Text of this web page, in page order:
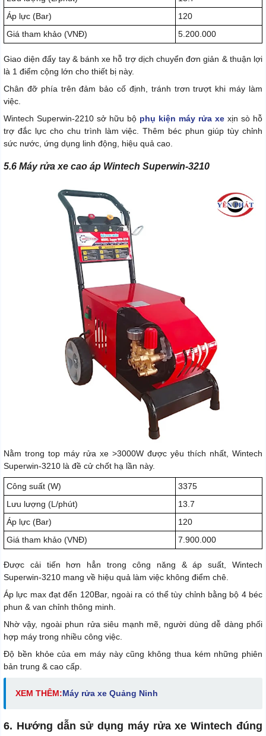
Áp lực (Bar)
120
Giá tham khảo (VNĐ)
5.200.000
Giao diện đẩy tay & bánh xe hỗ trợ dịch chuyển đơn giản & thuận lợi
là 1 điểm cộng lớn cho thiết bị này.
Chân đỡ phía trên đảm bảo cố định, tránh trơn trượt khi máy làm
việc.
Wintech Superwin-2210 sở hữu bộ phụ kiện máy rửa xe xịn sò hỗ
trợ đắc lực cho chu trình làm việc. Thêm béc phun giúp tùy chỉnh
sức nước, ứng dụng linh động, hiệu quả cao.
5.6 Máy rửa xe cao áp Wintech Superwin-3210
Nằm trong top máy rửa xe >3000W được yêu thích nhất, Wintech
Superwin-3210 là đề cử chốt hạ lần này.
Công suất (W)
3375
Lưu lượng (L/phút)
13.7
Áp lực (Bar)
120
Giá tham khảo (VNĐ)
7.900.000
Được cải tiến hơn hẳn trong công năng & áp suất, Wintech
Superwin-3210 mang về hiệu quả làm việc không điểm chê.
Áp lực max đạt đến 120Bar, ngoài ra có thể tùy chỉnh bằng bộ 4 béc
phun & van chỉnh thông minh.
Nhờ vậy, ngoài phun rửa siêu mạnh mẽ, người dùng dễ dàng phối
hợp máy trong nhiều công việc.
Độ bền khỏe của em máy này cũng không thua kém những phiên
bản trung & cao cấp.
XEM THÊM:Máy rửa xe Quảng Ninh
6. Hướng dẫn sử dụng máy rửa xe Wintech đúng